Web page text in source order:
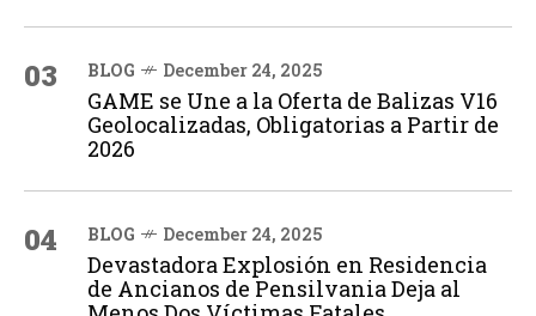
03 BLOG December 24, 2025
GAME se Une a la Oferta de Balizas V16
Geolocalizadas, Obligatorias a Partir de
2026
04 BLOG December 24, 2025
Devastadora Explosión en Residencia
de Ancianos de Pensilvania Deja al